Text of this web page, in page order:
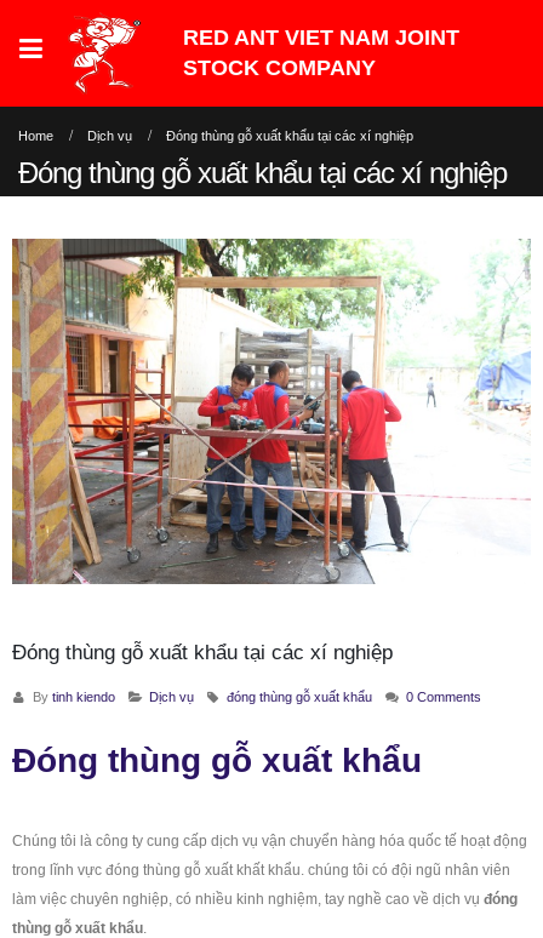
Home Dịch vụ Đóng thùng gỗ xuất khẩu tại các xí nghiệp
Đóng thùng gỗ xuất khẩu tại các xí nghiệp
Đóng thùng gỗ xuất khẩu tại các xí nghiệp
By tinh kiendo Dịch vụ đóng thùng gỗ xuất khẩu 0 Comments
Đóng thùng gỗ xuất khẩu
Chúng tôi là công ty cung cấp dịch vụ vận chuyển hàng hóa quốc tế hoạt động
trong lĩnh vực đóng thùng gỗ xuất khất khẩu. chúng tôi có đội ngũ nhân viên
làm việc chuyên nghiệp, có nhiều kinh nghiệm, tay nghề cao về dịch vụ đóng
thùng gỗ xuất khẩu.